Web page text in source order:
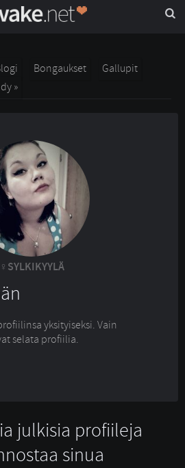
Bongaukset
Gallupit
»
SYLKIKYYLÄ
yksityiseksi. Vain
selata profiilia.
julkisia profiileja
sinua